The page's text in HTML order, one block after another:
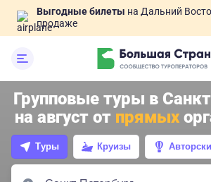
Выгодные билеты на Дальний
продаже
Групповые туры в
на август от прямых
Туры Круизы